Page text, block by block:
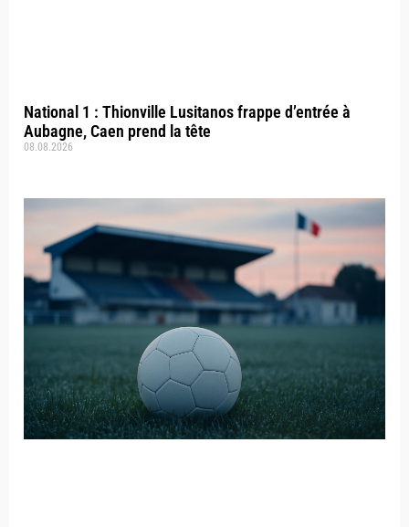
National 1 : Thionville Lusitanos frappe d’entrée à
Aubagne, Caen prend la tête
08.08.2026